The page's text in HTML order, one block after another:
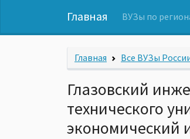
Главная ВУЗы по
Главная Все ВУЗы
Глазовский
технического
экономический